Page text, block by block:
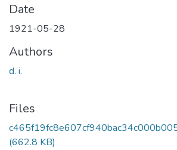
Date
1921-05-28
Authors
d. i.
Files
(662.8 KB)